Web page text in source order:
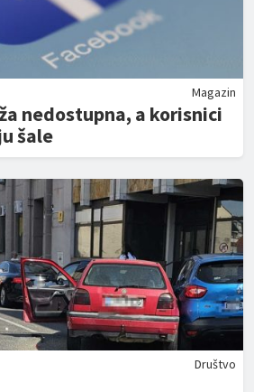
Magazin
nedostupna, a korisnici
šale
Društvo